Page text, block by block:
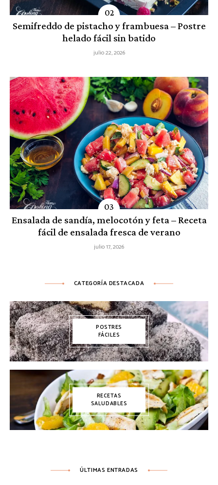
Semifreddo de pistacho y frambuesa – Postre
helado fácil sin batido
julio 22, 2026
Ensalada de sandía, melocotón y feta – Receta
fácil de ensalada fresca de verano
julio 17, 2026
CATEGORÍA DESTACADA
POSTRES
FÁCILES
RECETAS
SALUDABLES
ÚLTIMAS ENTRADAS